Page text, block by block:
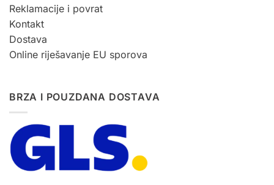
Reklamacije i povrat
Kontakt
Dostava
Online riješavanje EU sporova
BRZA I POUZDANA DOSTAVA